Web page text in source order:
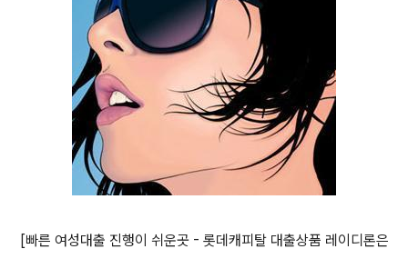
[빠른 여성대출 진행이 쉬운곳 - 롯데캐피탈 대출상품 레이디론은